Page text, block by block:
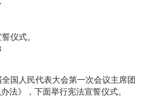
仪式。
国人民代表大会第一次会议主席团
法》，下面举行宪法宣誓仪式。